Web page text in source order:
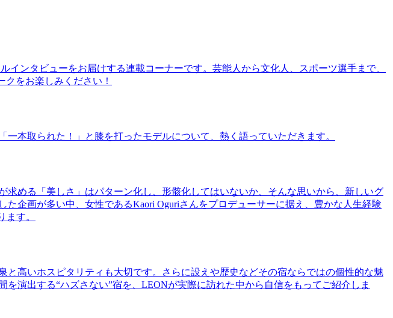
ンタビューをお届けする連載コーナーです。芸能人から文化人、スポーツ選手まで、
をお楽しみください！
本取られた！」と膝を打ったモデルについて、熱く語っていただきます。
める「美しさ」はパターン化し、形骸化してはいないか、そんな思いから、新しいグ
企画が多い中、女性であるKaori Oguriさんをプロデューサーに据え、豊かな人生経験
す。
高いホスピタリティも大切です。さらに設えや歴史などその宿ならではの個性的な魅
演出する“ハズさない”宿を、LEONが実際に訪れた中から自信をもってご紹介しま